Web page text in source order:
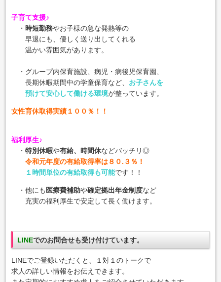
子育て支援♪
・ 時短勤務やお子様の急な発熱等の
早退にも、優しく送り出してくれる
温かい雰囲気があります。
・グループ内保育施設、病児・病後児保育園、
長期休暇期間中の学童保育など、 お子さんを
預けて安心して働ける環境が整っています。
女性育休取得実績１００％！！
福利厚生♪
・特別休暇や有給、時間休などバッチリ◎
令和元年度の有給取得率は８０.３％！
１時間単位の有給取得も可能です！！
・他にも 医療費補助や確定拠出年金制度など
充実の福利厚生で安定して長く働けます。
LINEでのお問合せも受け付けています。
LINEでご登録いただくと、１対１のトークで
求人の詳しい情報をお伝えできます。